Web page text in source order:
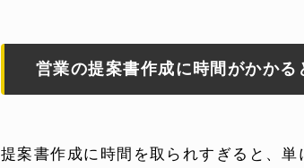
( 24時間365日いつでも受付対応 )
営業の提案書作成に時間がかかる
提案書作成に時間を取られすぎると、単